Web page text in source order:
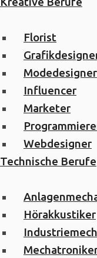
Florist
Modedesigner
Influencer
Marketer
Webdesigner
Technische Berufe
Hörakkustiker